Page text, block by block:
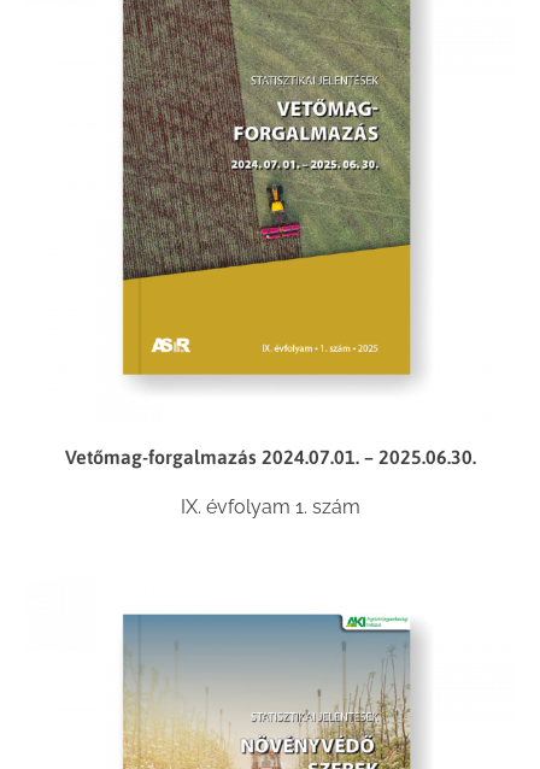
Vetőmag-forgalmazás 2024.07.01. – 2025.06.30.
IX. évfolyam 1. szám